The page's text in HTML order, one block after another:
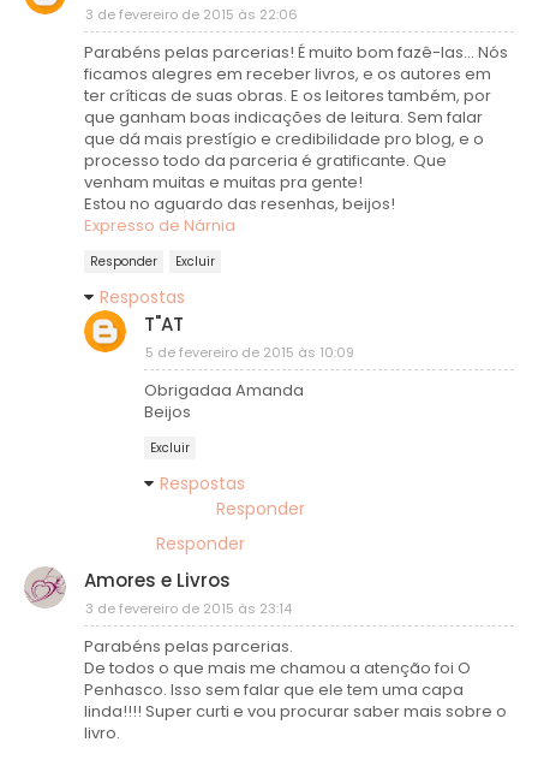
3 de fevereiro de 2015 às 22:06
Parabéns pelas parcerias! É muito bom fazê-las... Nós
ficamos alegres em receber livros, e os autores em
ter críticas de suas obras. E os leitores também, por
que ganham boas indicações de leitura. Sem falar
que dá mais prestígio e credibilidade pro blog, e o
processo todo da parceria é gratificante. Que
venham muitas e muitas pra gente!
Estou no aguardo das resenhas, beijos!
Expresso de Nárnia
Responder Excluir
Respostas
T"AT
5 de fevereiro de 2015 às 10:09
Obrigadaa Amanda
Beijos
Excluir
Respostas
Responder
Responder
Amores e Livros
3 de fevereiro de 2015 às 23:14
Parabéns pelas parcerias.
De todos o que mais me chamou a atenção foi O
Penhasco. Isso sem falar que ele tem uma capa
linda!!!! Super curti e vou procurar saber mais sobre o
livro.